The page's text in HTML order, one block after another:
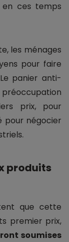
ces temps
les ménages
pour faire
panier anti-
prix, pour
pour négocier
produits
que cette
premier prix,
soumises